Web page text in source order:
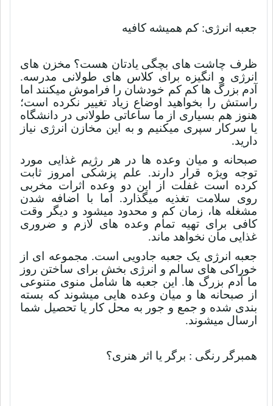
جعبه انرژی: کم همیشه کافیه
ظرف چاشت های بچگی یادتان هست؟ مخزن های
انرژی و انگیزه برای کلاس های طولانی مدرسه.
آدم بزرگ ها کم کم خودشان را فراموش میکنند اما
راستش را بخواهید اوضاع زیاد تغییر نکرده است؛
هنوز هم بسیاری از ما ساعاتی طولانی در دانشگاه
یا سرکار سپری میکنیم و به این مخازن انرژی نیاز
دارید.
صبحانه و میان وعده ها در هر رژیم غذایی مورد
توجه ویژه قرار دارند. علم پزشکی امروز ثابت
کرده است غفلت از این دو وعده اثرات مخربی
روی سلامت تغذیه میگذارد. اما با اضافه شدن
مشغله ها، زمان کم و محدود میشود و دیگر وقت
کافی برای تهیه تمام وعده های لازم و ضروری
غذایی مان نخواهد ماند.
جعبه انرژی یک جعبه جادویی است. مجموعه ای از
خوراکی های سالم و انرژی بخش برای ساختن روز
ما آدم بزرگ ها. این جعبه ها شامل منوی متنوعی
از صبحانه ها و میان وعده هایی میشوند که بسته
بندی شده و جمع و جور به محل کار یا تحصیل شما
ارسال میشوند.
همبرگر رنگی : برگر یا اثر هنری؟